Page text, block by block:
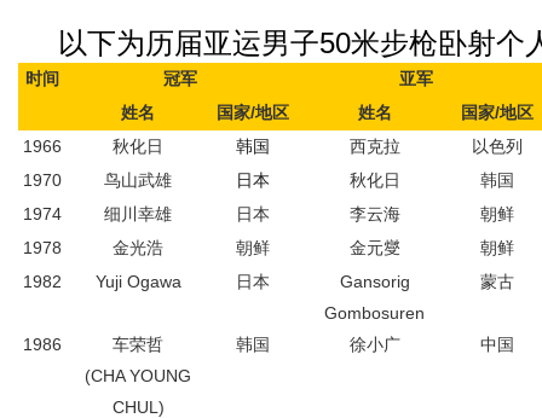
以下为历届亚运男子50米步枪卧射个
时间 冠军
亚军
姓名
国家/地区 姓名
国家/地区
1966
秋化日 韩国 西克拉
以色列
1970
鸟山武雄 日本 秋化日
韩国
1974
细川幸雄 日本 李云海
朝鲜
1978
金光浩 朝鲜 金元燮
朝鲜
1982
Yuji Ogawa 日本
Gansorig
Gombosuren
蒙古
1986
车荣哲
(CHA YOUNG
CHUL)
韩国 徐小广 中国